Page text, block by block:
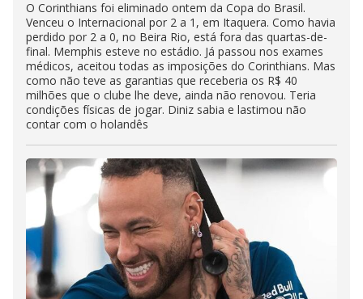
O Corinthians foi eliminado ontem da Copa do Brasil.
Venceu o Internacional por 2 a 1, em Itaquera. Como havia
perdido por 2 a 0, no Beira Rio, está fora das quartas-de-
final. Memphis esteve no estádio. Já passou nos exames
médicos, aceitou todas as imposições do Corinthians. Mas
como não teve as garantias que receberia os R$ 40
milhões que o clube lhe deve, ainda não renovou. Teria
condições físicas de jogar. Diniz sabia e lastimou não
contar com o holandês